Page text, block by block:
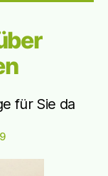
für Sie da